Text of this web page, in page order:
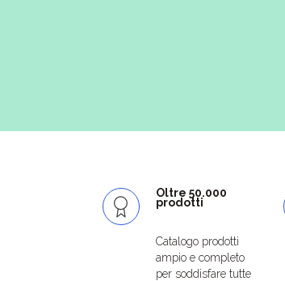
Oltre 50.000
prodotti
Catalogo prodotti
ampio e completo
per soddisfare tutte